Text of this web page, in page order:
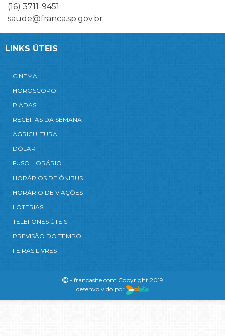
(16) 3711-9451
saude@franca.sp.gov.br
LINKS ÚTEIS
CINEMA
HORÓSCOPO
PIADAS
RECEITAS DA SEMANA
AGRICULTURA
DÓLAR
FUSO HORÁRIO
HORÁRIOS DE ÔNIBUS
HORÁRIO DE VIAÇÕES
LOTERIAS
TELEFONES ÚTEIS
PREVISÃO DO TEMPO
FEIRAS LIVRES
- francasite.com Copyright 2019
desenvolvido por